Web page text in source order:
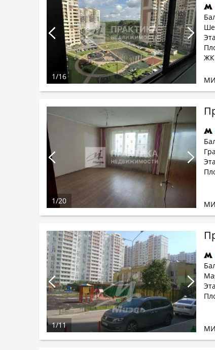
ЖК
1/16
1/20
1/11